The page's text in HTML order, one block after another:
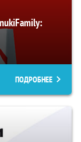
ПОДРОБНЕЕ